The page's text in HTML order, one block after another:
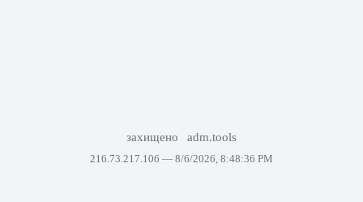
захищено adm.tools
216.73.217.106 — 8/6/2026, 8:48:36 PM